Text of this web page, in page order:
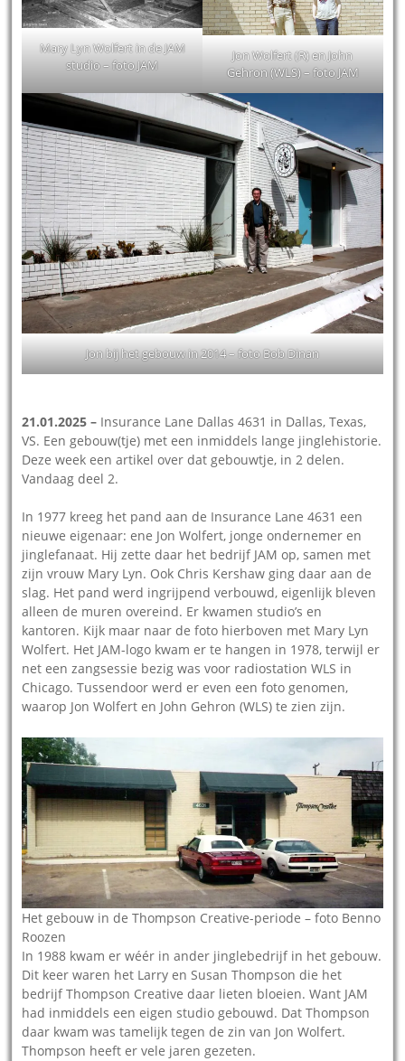
Mary Lyn Wolfert in de JAM
studio – foto JAM
Jon Wolfert (R) en John
Gehron (WLS) – foto JAM
Jon bij het gebouw in 2014 – foto Bob Dinan
21.01.2025 – Insurance Lane Dallas 4631 in Dallas, Texas,
VS. Een gebouw(tje) met een inmiddels lange jinglehistorie.
Deze week een artikel over dat gebouwtje, in 2 delen.
Vandaag deel 2.
In 1977 kreeg het pand aan de Insurance Lane 4631 een
nieuwe eigenaar: ene Jon Wolfert, jonge ondernemer en
jinglefanaat. Hij zette daar het bedrijf JAM op, samen met
zijn vrouw Mary Lyn. Ook Chris Kershaw ging daar aan de
slag. Het pand werd ingrijpend verbouwd, eigenlijk bleven
alleen de muren overeind. Er kwamen studio’s en
kantoren. Kijk maar naar de foto hierboven met Mary Lyn
Wolfert. Het JAM-logo kwam er te hangen in 1978, terwijl er
net een zangsessie bezig was voor radiostation WLS in
Chicago. Tussendoor werd er even een foto genomen,
waarop Jon Wolfert en John Gehron (WLS) te zien zijn.
Het gebouw in de Thompson Creative-periode – foto Benno
Roozen
In 1988 kwam er wéér in ander jinglebedrijf in het gebouw.
Dit keer waren het Larry en Susan Thompson die het
bedrijf Thompson Creative daar lieten bloeien. Want JAM
had inmiddels een eigen studio gebouwd. Dat Thompson
daar kwam was tamelijk tegen de zin van Jon Wolfert.
Thompson heeft er vele jaren gezeten.